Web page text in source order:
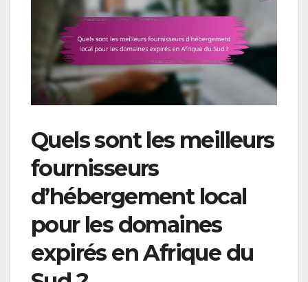
Quels sont les meilleurs
fournisseurs
d’hébergement local
pour les domaines
expirés en Afrique du